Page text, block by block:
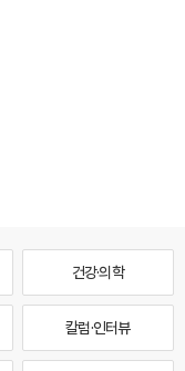
건강·의학
칼럼·인터뷰